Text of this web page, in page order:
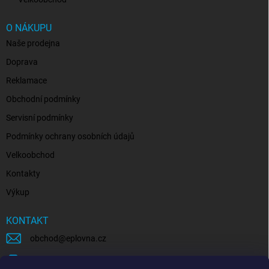
O NÁKUPU
Naše prodejna
Doprava
Reklamace
Obchodní podmínky
Servisní podmínky
Podmínky ochrany osobních údajů
Velkoobchod
Kontakty
Výkup
KONTAKT
obchod @eplovna.cz